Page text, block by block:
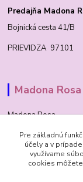
Predajňa Madona
Bojnická cesta 41/B
PRIEVIDZA 97101
Madona Rosa
Madona Rosa
Richard
+421 905 276
Pre základnú
účely a v
využívame
cookies